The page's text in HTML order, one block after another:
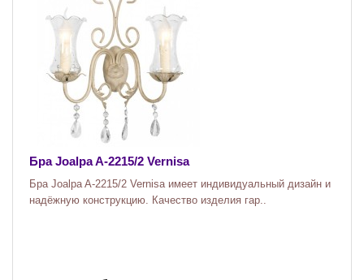
Бра Joalpa A-2215/2 Vernisa
Бра Joalpa A-2215/2 Vernisa имеет индивидуальный дизайн и
надёжную конструкцию. Качество изделия гар..